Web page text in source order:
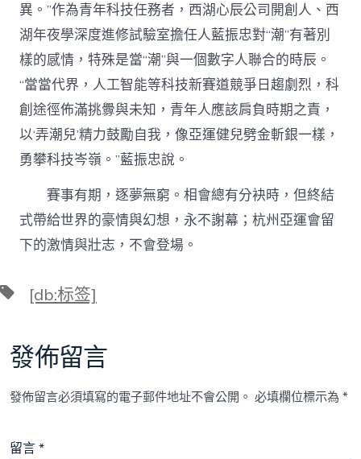
異。”作為青年科技任務者，西湖心辰公司開創人、西
湖年夜學深度進修試驗室擔任人藍振忠對“潮”有著別
樣的感情，特殊是當“潮”與一個數字人聯合的時辰。
“當當代界，人工智能等科技新賽道競爭日趨劇烈，科
創途徑佈滿挑釁與未知，青年人應該肩負時期之責，
以‘弄潮兒’精力鼓勵自我，像亞運健兒劈金斬銀一樣，
勇攀科技岑嶺。”藍振忠說。
賽事有期，逐夢無窮。相會總有分袂時，但終結
式帶給世界的豪情與幻想，永不謝幕；杭州亞運會留
下的激情與壯志，不會登場。
標 [db:标签]
發佈留言
發佈留言必須填寫的電子郵件地址不會公開。 必填欄位標示為*
留言*